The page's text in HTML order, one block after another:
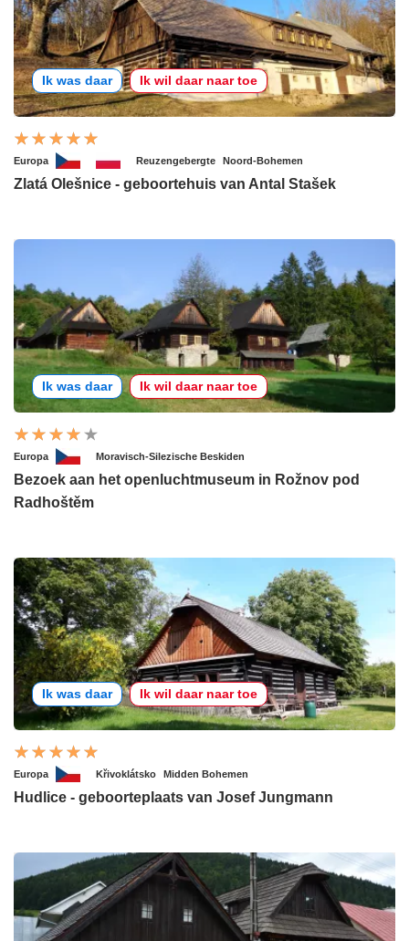
Ik was daar Ik wil daar naar toe
Europa Reuzengebergte Noord-Bohemen
Zlatá Olešnice - geboortehuis van Antal Stašek
Ik was daar Ik wil daar naar toe
Europa Moravisch-Silezische Beskiden
Bezoek aan het openluchtmuseum in Rožnov pod
Radhoštěm
Ik was daar Ik wil daar naar toe
Europa Křivoklátsko Midden Bohemen
Hudlice - geboorteplaats van Josef Jungmann